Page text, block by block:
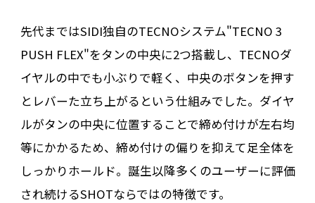
先代まではSIDI独自のTECNOシステム"TECNO 3
PUSH FLEX"をタンの中央に2つ搭載し、TECNOダ
イヤルの中でも小ぶりで軽く、中央のボタンを押す
とレバーた立ち上がるという仕組みでした。ダイヤ
ルがタンの中央に位置することで締め付けが左右均
等にかかるため、締め付けの偏りを抑えて足全体を
しっかりホールド。誕生以降多くのユーザーに評価
され続けるSHOTならではの特徴です。